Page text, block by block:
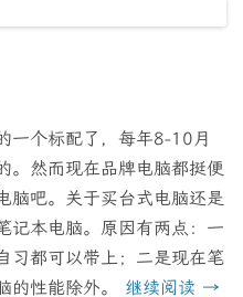
一个标配了，每年8-10月
。然而现在品牌电脑都挺便
脑吧。关于买台式电脑还是
记本电脑。原因有两点：一
习都可以带上；二是现在笔
的性能除外。 继续阅读 →